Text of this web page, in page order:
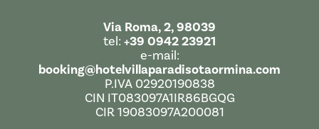
Via Roma, 2, 98039
tel: +39 0942 23921
e-mail:
booking@hotelvillaparadisotaormina.com
P.IVA 02920190838
CIN IT083097A1IR86BGQG
CIR 19083097A200081